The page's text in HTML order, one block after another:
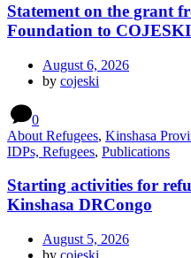
Statement on the grant
Foundation to
August 6, 2026
by cojeski
0
About Refugees, Kinshasa
IDPs, Refugees, Publications
Starting activities for
Kinshasa DRCongo
August 5, 2026
by cojeski